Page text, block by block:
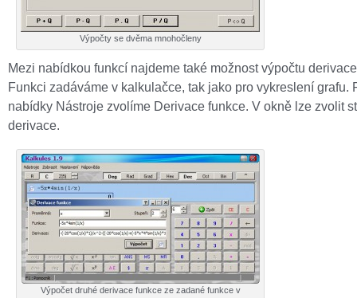
Výpočty se dvěma mnohočleny
Mezi nabídkou funkcí najdeme také možnost výpočtu
Funkci zadáváme v kalkulačce, tak jako pro vykreslení grafu.
nabídky Nástroje zvolíme Derivace funkce. V okně lze zvolit
derivace.
Výpočet druhé derivace funkce ze zadané funkce v